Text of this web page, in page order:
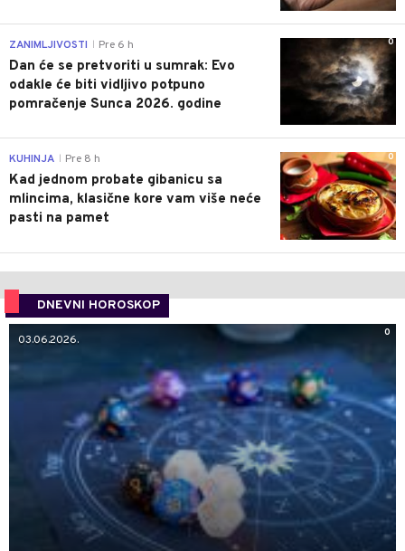
0
ZANIMLJIVOSTI Pre 6 h
Dan će se pretvoriti u sumrak: Evo
odakle će biti vidljivo potpuno
pomračenje Sunca 2026. godine
0
KUHINJA Pre 8 h
Kad jednom probate gibanicu sa
mlincima, klasične kore vam više neće
pasti na pamet
DNEVNI HOROSKOP
0
03.06.2026.